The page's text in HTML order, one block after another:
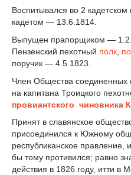
Воспитывался во 2 кадетском
кадетом — 13.6.1814.
Выпущен прапорщиком —
Пензенский пехотный полк
поручик — 4.5.1823.
Член Общества соединенных
на капитана Троицкого
провиантского чиновника
Принят в славянское
присоединился к Южному
республиканское правление,
бы тому противился; равно
действия в 1826 году, итти в